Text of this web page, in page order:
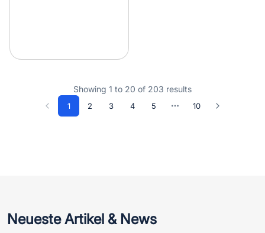
Showing 1 to 20 of 203 results
1 2 3 4 5 10
Neueste Artikel & News